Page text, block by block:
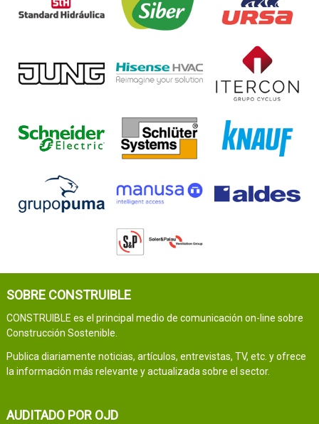
SOBRE CONSTRUIBLE
CONSTRUIBLE es el principal medio de comunicación on-line sobre
Construcción Sostenible.
Publica diariamente noticias, artículos, entrevistas, TV, etc. y ofrece
la información más relevante y actualizada sobre el sector.
AUDITADO POR OJD